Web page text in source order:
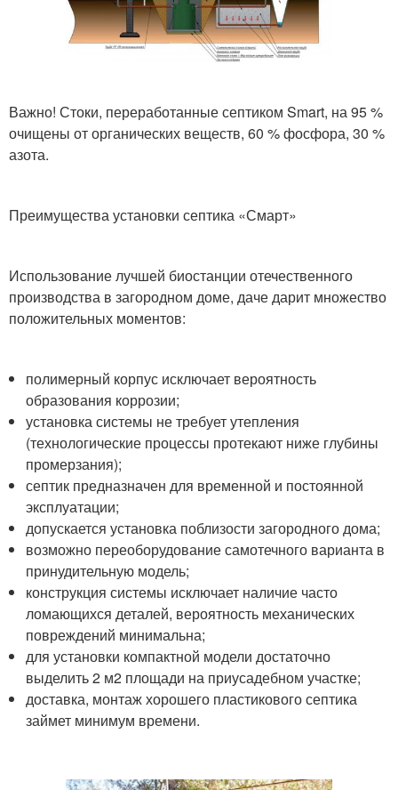
Важно! Стоки, переработанные септиком Smart, на 95 %
очищены от органических веществ, 60 % фосфора, 30 %
азота.
Преимущества установки септика «Смарт»
Использование лучшей биостанции отечественного
производства в загородном доме, даче дарит множество
положительных моментов:
полимерный корпус исключает вероятность
образования коррозии;
установка системы не требует утепления
(технологические процессы протекают ниже глубины
промерзания);
септик предназначен для временной и постоянной
эксплуатации;
допускается установка поблизости загородного дома;
возможно переоборудование самотечного варианта в
принудительную модель;
конструкция системы исключает наличие часто
ломающихся деталей, вероятность механических
повреждений минимальна;
для установки компактной модели достаточно
выделить 2 м2 площади на приусадебном участке;
доставка, монтаж хорошего пластикового септика
займет минимум времени.